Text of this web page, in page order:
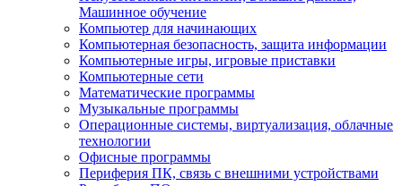
Машинное обучение
Компьютер для начинающих
Компьютерная безопасность, защита информации
Компьютерные игры, игровые приставки
Компьютерные сети
Математические программы
Музыкальные программы
Операционные системы, виртуализация, облачные
технологии
Офисные программы
Периферия ПК, связь с внешними устройствами